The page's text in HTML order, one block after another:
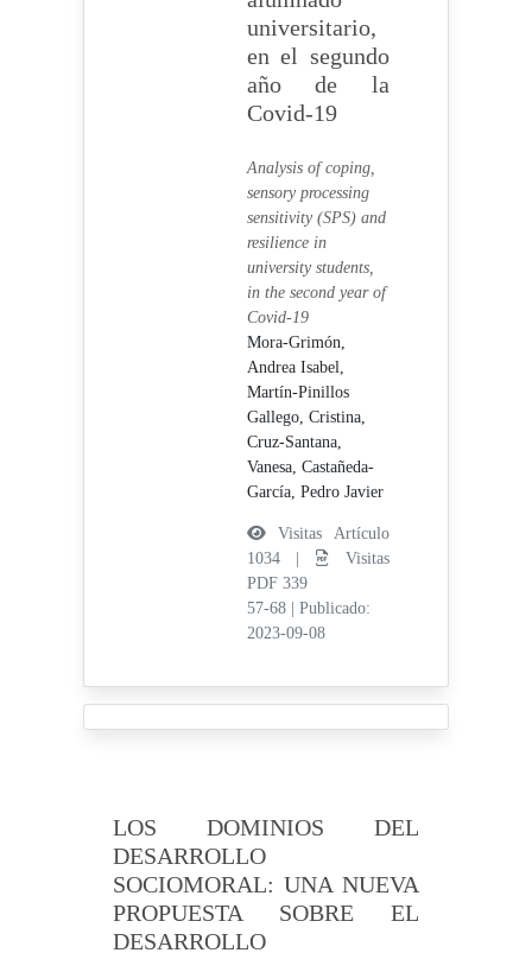
universitario,
en el segundo
año de la
Covid-19
Analysis of coping,
sensory processing
sensitivity (SPS) and
resilience in
university students,
in the second year of
Covid-19
Mora-Grimón,
Andrea Isabel,
Martín-Pinillos
Gallego, Cristina,
Cruz-Santana,
Vanesa, Castañeda-
García, Pedro Javier
Visitas Artículo
1034 |
Visitas
PDF 339
57-68
Publicado:
2023-09-08
LOS DOMINIOS DEL
DESARROLLO
SOCIOMORAL: UNA NUEVA
PROPUESTA SOBRE EL
DESARROLLO